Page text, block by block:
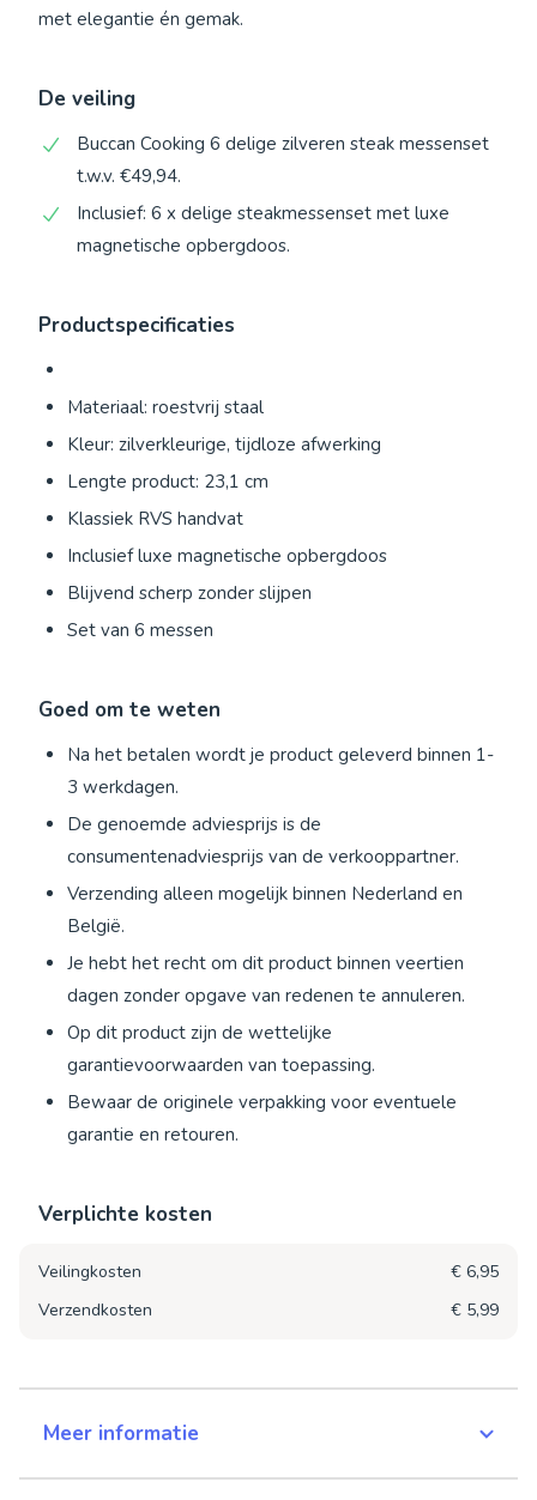
met elegantie én gemak.
De veiling
Buccan Cooking 6 delige zilveren steak messenset
t.w.v. €49,94.
Inclusief: 6 x delige steakmessenset met luxe
magnetische opbergdoos.
Productspecificaties
Materiaal: roestvrij staal
Kleur: zilverkleurige, tijdloze afwerking
Lengte product: 23,1 cm
Klassiek RVS handvat
Inclusief luxe magnetische opbergdoos
Blijvend scherp zonder slijpen
Set van 6 messen
Goed om te weten
Na het betalen wordt je product geleverd binnen 1-
3 werkdagen.
De genoemde adviesprijs is de
consumentenadviesprijs van de verkooppartner.
Verzending alleen mogelijk binnen Nederland en
België.
Je hebt het recht om dit product binnen veertien
dagen zonder opgave van redenen te annuleren.
Op dit product zijn de wettelijke
garantievoorwaarden van toepassing.
Bewaar de originele verpakking voor eventuele
garantie en retouren.
Verplichte kosten
Veilingkosten
€ 6,95
Verzendkosten
€ 5,99
Meer informatie